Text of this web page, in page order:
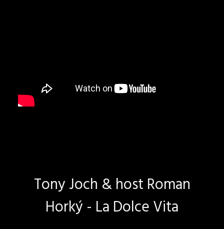
Tony Joch & host Roman
Horký - La Dolce Vita